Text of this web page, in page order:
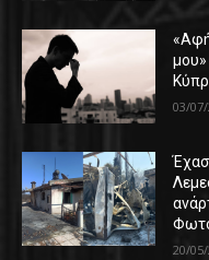
03/
20/